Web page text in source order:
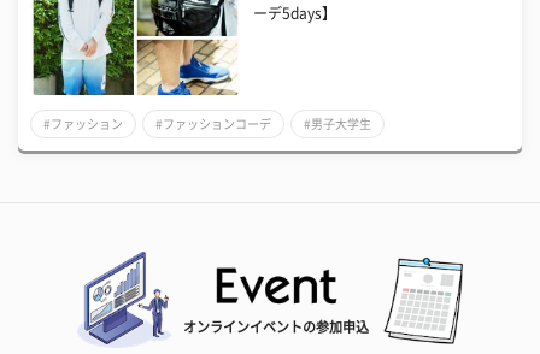
ーデ5days】
#ファッション #ファッションコーデ #男子大学生
オンラインイベントの参加申込